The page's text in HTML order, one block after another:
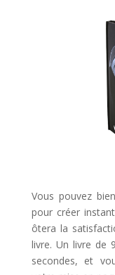
Vous pouvez
pour créer
ôtera la
livre. Un livre de
secondes, et